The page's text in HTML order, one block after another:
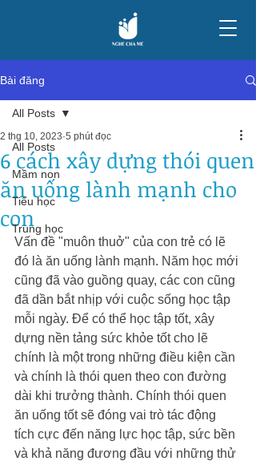
Bài đăng
All Posts
Mầm non
Tiểu học
Trung học
All Posts
6 cách xây dựng thói quen
ăn uống lành mạnh cho
con
2 thg 10, 2023 5 phút đọc
Vấn đề "muôn thuở" của con trẻ có lẽ
đó là ăn uống lành mạnh. Năm học mới
cũng đã vào guồng quay, các con cũng
đã dần bắt nhịp với cuộc sống học tập
mỗi ngày. Để có thể học tập tốt, xây
dựng nền tảng sức khỏe tốt cho lẽ
chính là một trong những điều kiện cần
và chính là thói quen theo con đường
dài khi trưởng thành. Chính thói quen
ăn uống tốt sẽ đóng vai trò tác động
tích cực đến năng lực học tập, sức bền
và khả năng đương đầu với những thử